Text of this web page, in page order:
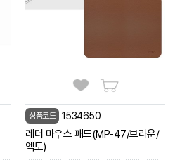
상품코드 1534650
레더 마우스 패드(MP-47/브라운/
엑토)